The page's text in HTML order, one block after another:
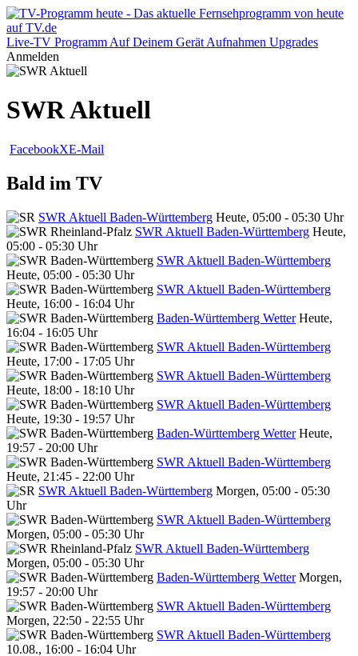
Live-TV Programm Auf Deinem Gerät Aufnahmen Upgrades
Anmelden
SWR Aktuell
FacebookXE-Mail
Bald im TV
SWR Aktuell Baden-Württemberg Heute, 05:00 - 05:30 Uhr
SWR Aktuell Baden-Württemberg Heute,
05:00 - 05:30 Uhr
SWR Aktuell Baden-Württemberg
Heute, 05:00 - 05:30 Uhr
SWR Aktuell Baden-Württemberg
Heute, 16:00 - 16:04 Uhr
Baden-Württemberg Wetter Heute,
16:04 - 16:05 Uhr
SWR Aktuell Baden-Württemberg
Heute, 17:00 - 17:05 Uhr
SWR Aktuell Baden-Württemberg
Heute, 18:00 - 18:10 Uhr
SWR Aktuell Baden-Württemberg
Heute, 19:30 - 19:57 Uhr
Baden-Württemberg Wetter Heute,
19:57 - 20:00 Uhr
SWR Aktuell Baden-Württemberg
Heute, 21:45 - 22:00 Uhr
SWR Aktuell Baden-Württemberg Morgen, 05:00 - 05:30
Uhr
SWR Aktuell Baden-Württemberg
Morgen, 05:00 - 05:30 Uhr
SWR Aktuell Baden-Württemberg
Morgen, 05:00 - 05:30 Uhr
Baden-Württemberg Wetter Morgen,
19:57 - 20:00 Uhr
SWR Aktuell Baden-Württemberg
Morgen, 22:50 - 22:55 Uhr
SWR Aktuell Baden-Württemberg
10.08., 16:00 - 16:04 Uhr